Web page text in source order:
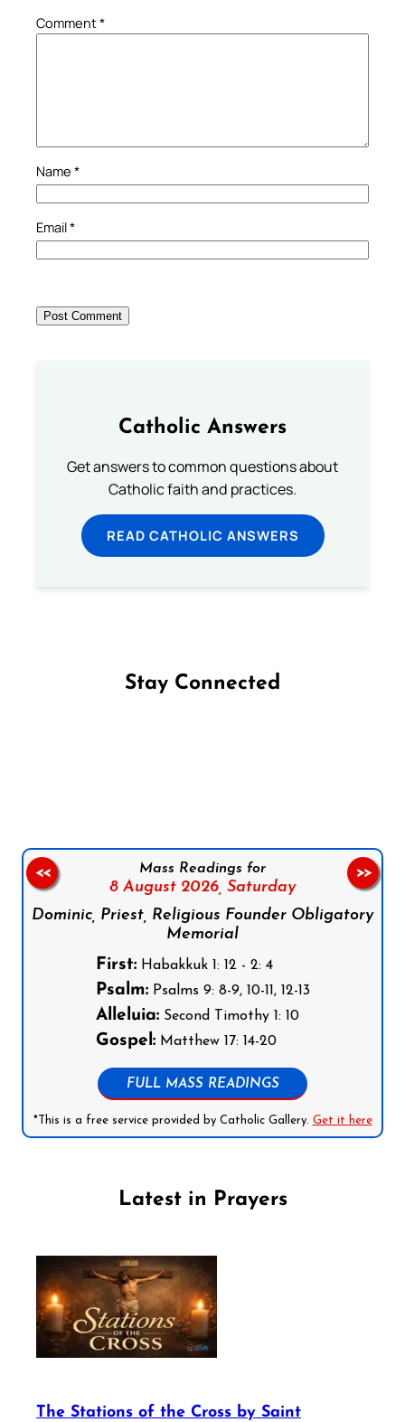
Comment*
Name *
Email*
Catholic Answers
Get answers to common questions about
Catholic faith and practices.
READ CATHOLIC ANSWERS
Stay Connected
Mass Readings for
8 August 2026, Saturday
Dominic, Priest, Religious Founder Obligatory
Memorial
First:Habakkuk 1: 12 - 2: 4
Psalm:Psalms 9: 8-9, 10-11, 12-13
Alleluia:Second Timothy 1: 10
Gospel:Matthew 17: 14-20
FULL MASS READINGS
*This is a free service provided by Catholic Gallery. Get it here
<< >>
Latest in Prayers
The Stations of the Cross by Saint